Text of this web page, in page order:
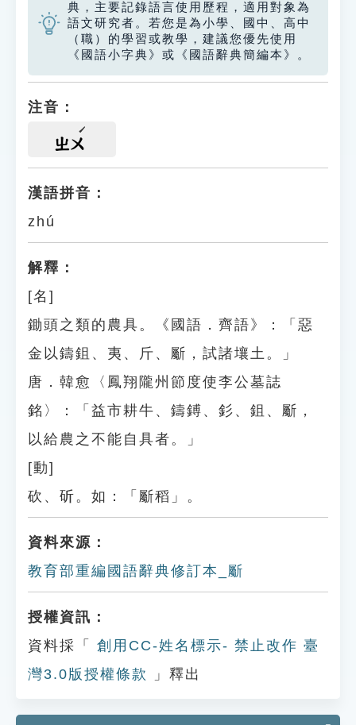
典，主要記錄語言使用歷程，適用對象為
語文研究者。若您是為小學、國中、高中
（職）的學習或教學，建議您優先使用
《國語小字典》或《國語辭典簡編本》。
注音：
ㄓㄨ
漢語拼音：
zhú
解釋：
[名]
鋤頭之類的農具。《國語．齊語》：「惡
金以鑄鉏、夷、斤、斸，試諸壤土。」
唐．韓愈〈鳳翔隴州節度使李公墓誌
銘〉：「益市耕牛、鑄鎛、釤、鉏、斸，
以給農之不能自具者。」
[動]
砍、斫。如：「斸稻」。
資料來源：
教育部重編國語辭典修訂本_斸
授權資訊：
資料採「
創用CC-姓名標示- 禁止改作 臺
灣3.0版授權條款
」釋出